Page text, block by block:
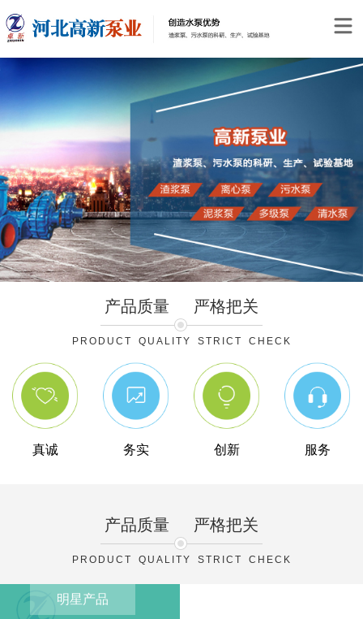
产品质量 严格把关
PRODUCT QUALITY STRICT CHECK
真诚 务实 创新 服务
产品质量 严格把关
PRODUCT QUALITY STRICT CHECK
明星产品